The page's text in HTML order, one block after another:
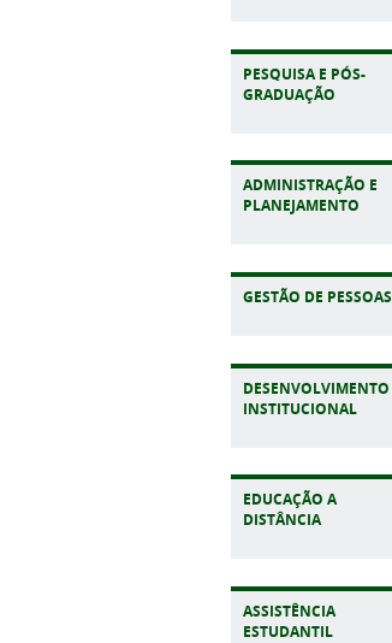
PESQUISA E PÓS-
GRADUAÇÃO
ADMINISTRAÇÃO E
PLANEJAMENTO
GESTÃO DE PESSOAS
DESENVOLVIMENTO
INSTITUCIONAL
EDUCAÇÃO A
DISTÂNCIA
ASSISTÊNCIA
ESTUDANTIL